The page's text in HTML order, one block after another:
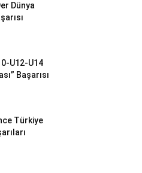
Dünya
U12-U14
Başarısı
Türkiye